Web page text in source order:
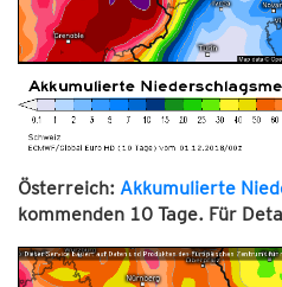
Österreich: Akkumulierte
kommenden 10 Tage. Für